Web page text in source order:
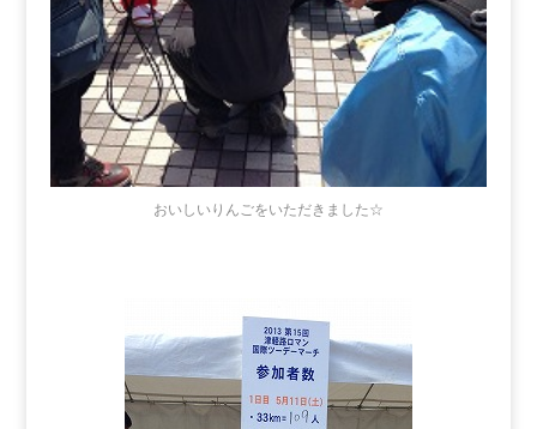
おいしいりんごをいただきました☆